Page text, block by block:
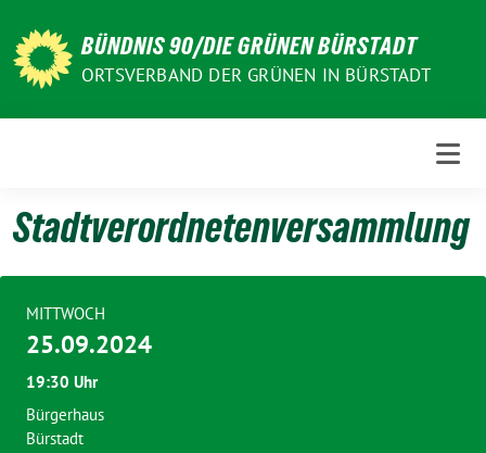
zum
Inhalt
BÜNDNIS 90/DIE GRÜNEN BÜRSTADT
ORTSVERBAND DER GRÜNEN IN BÜRSTADT
Stadtverordnetenversammlung
MITTWOCH
25.09.2024
19:30 Uhr
Bürgerhaus
Bürstadt